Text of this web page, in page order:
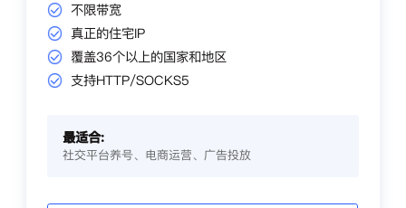
不限带宽
真正的住宅IP
覆盖36个以上的国家和地区
支持HTTP/SOCKS5
最适合:
社交平台养号、电商运营、广告投放